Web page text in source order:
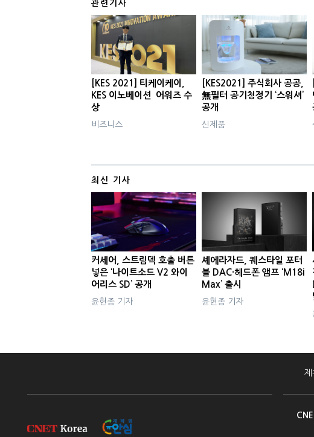
관련기사
[KES 2021] 티케이케이,
KES 이노베이션 어워즈 수
상
비즈니스
[KES2021] 주식회사 공공,
無필터 공기청정기 ‘스워셔’
공개
신제품
최신 기사
커세어, 스트림덱 호출 버튼
넣은 ‘나이트소드 V2 와이
어리스 SD’ 공개
윤현종 기자
셰에라자드, 퀘스타일 포터
블 DAC·헤드폰 앰프 ‘M18i
Max’ 출시
윤현종 기자
제